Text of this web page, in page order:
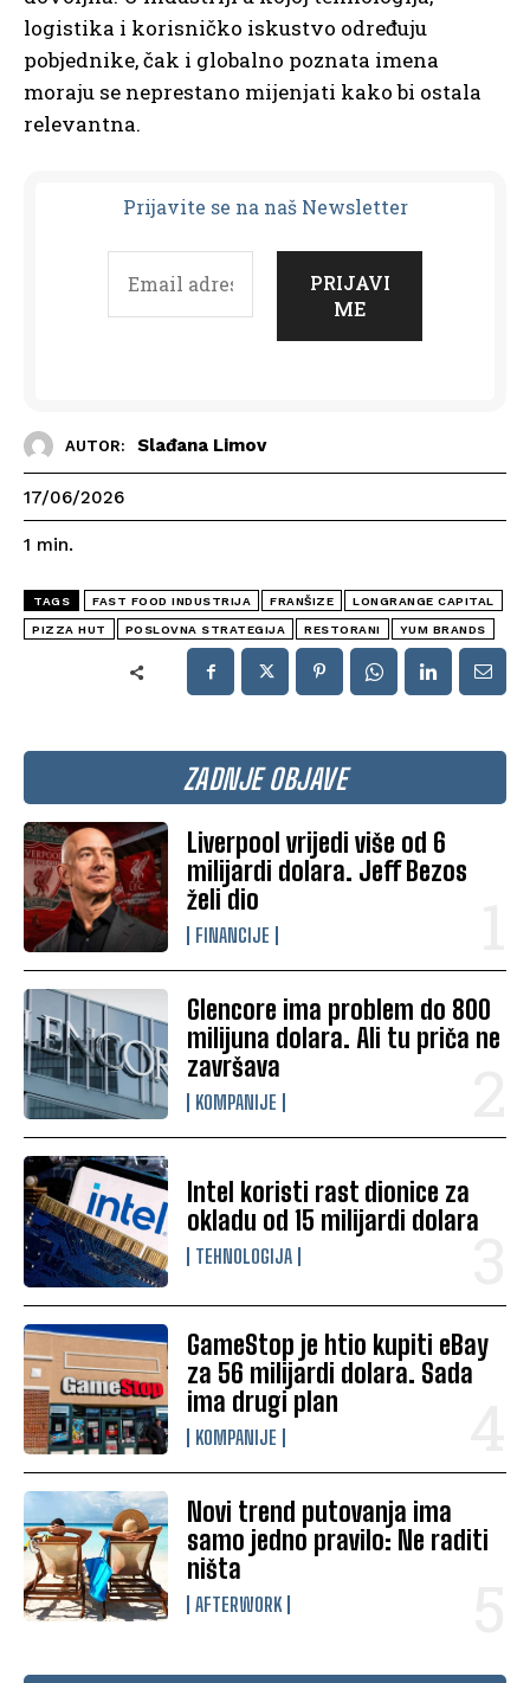
ZADNJE OBJAVE
Liverpool vrijedi više od 6
milijardi dolara. Jeff Bezos
želi dio
FINANCIJE
Glencore ima problem do 800
milijuna dolara. Ali tu priča ne
završava
KOMPANIJE
Intel koristi rast dionice za
okladu od 15 milijardi dolara
TEHNOLOGIJA
GameStop je htio kupiti eBay
za 56 milijardi dolara. Sada
ima drugi plan
KOMPANIJE
Novi trend putovanja ima
samo jedno pravilo: Ne raditi
ništa
AFTERWORK
logistika i korisničko iskustvo određuju
pobjednike, čak i globalno poznata imena
moraju se neprestano mijenjati kako bi ostala
relevantna.
Prijavite se na naš Newsletter
AUTOR: Slađana Limov
17/06/2026
1 min.
TAGS FAST FOOD INDUSTRIJA FRANŠIZE LONGRANGE CAPITAL
PIZZA HUT POSLOVNA STRATEGIJA RESTORANI YUM BRANDS